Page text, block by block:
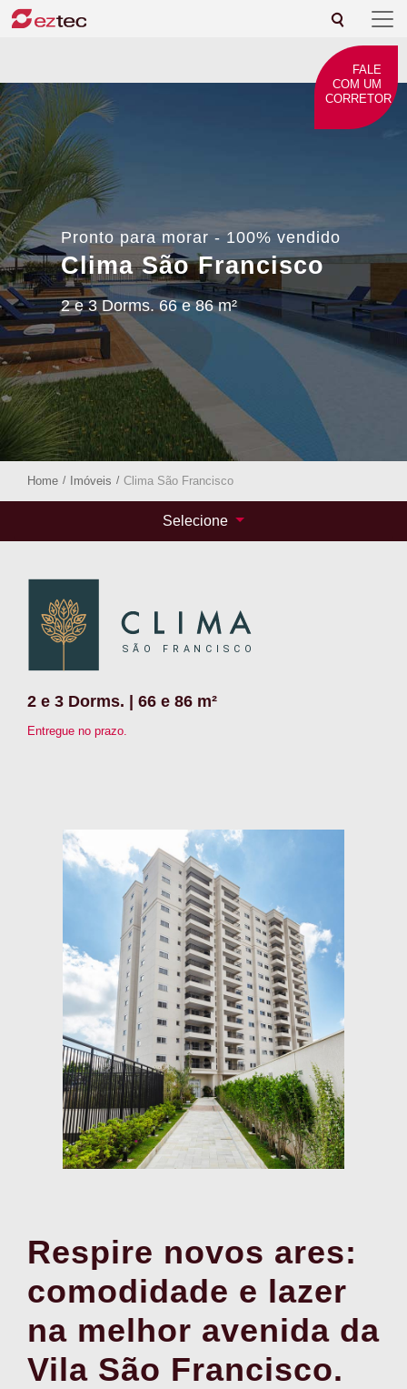
FALE
COM UM
CORRETOR
Pronto para morar - 100% vendido
Clima São Francisco
2 e 3 Dorms. 66 e 86 m²
Home / Imóveis / Clima São Francisco
Selecione
2 e 3 Dorms. | 66 e 86 m²
Entregue no prazo.
Respire novos ares:
comodidade e lazer
na melhor avenida da
Vila São Francisco.